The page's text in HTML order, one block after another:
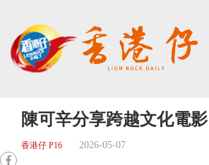
陳可辛分享跨越文化電影
香港仔 P16 2026-05-07